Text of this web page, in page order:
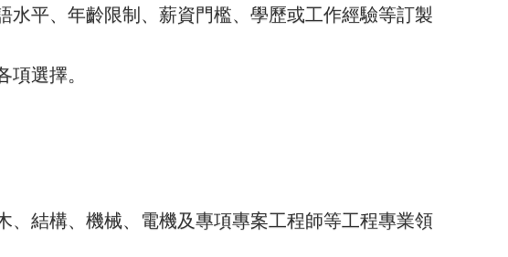
平、年齡限制、薪資門檻、學歷或工作經驗等訂製
選擇。
結構、機械、電機及專項專案工程師等工程專業領